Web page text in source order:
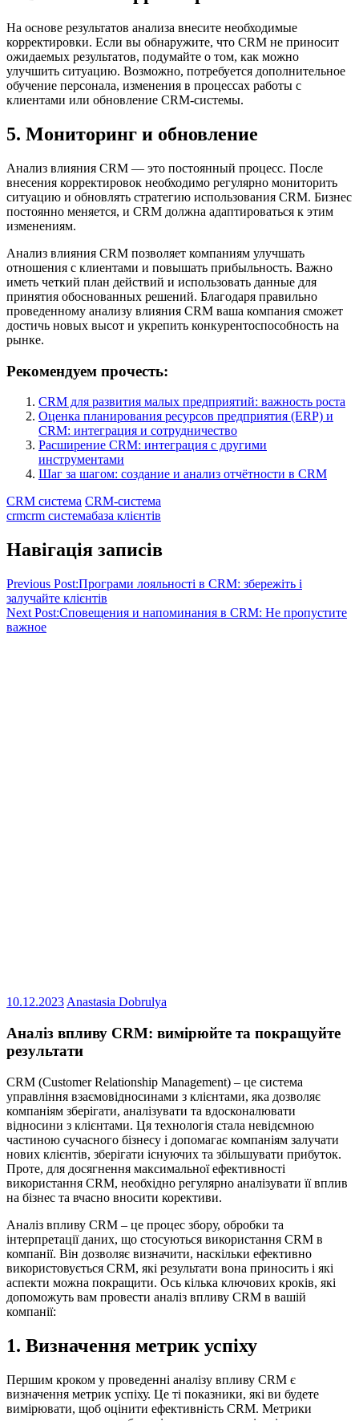
На основе результатов анализа внесите необходимые
корректировки. Если вы обнаружите, что CRM не приносит
ожидаемых результатов, подумайте о том, как можно
улучшить ситуацию. Возможно, потребуется дополнительное
обучение персонала, изменения в процессах работы с
клиентами или обновление CRM-системы.
5. Мониторинг и обновление
Анализ влияния CRM — это постоянный процесс. После
внесения корректировок необходимо регулярно мониторить
ситуацию и обновлять стратегию использования CRM. Бизнес
постоянно меняется, и CRM должна адаптироваться к этим
изменениям.
Анализ влияния CRM позволяет компаниям улучшать
отношения с клиентами и повышать прибыльность. Важно
иметь четкий план действий и использовать данные для
принятия обоснованных решений. Благодаря правильно
проведенному анализу влияния CRM ваша компания сможет
достичь новых высот и укрепить конкурентоспособность на
рынке.
Рекомендуем прочесть:
CRM для развития малых предприятий: важность роста
Оценка планирования ресурсов предприятия (ERP) и
CRM: интеграция и сотрудничество
Расширение CRM: интеграция с другими
инструментами
Шаг за шагом: создание и анализ отчётности в CRM
CRM система CRM-система
crmcrm системабаза клієнтів
Навігація записів
Previous Post:Програми лояльності в CRM: збережіть і
залучайте клієнтів
Next Post:Сповещения и напоминания в CRM: Не пропустите
важное
10.12.2023 Anastasia Dobrulya
Аналіз впливу CRM: вимірюйте та покращуйте
результати
CRM (Customer Relationship Management) – це система
управління взаємовідносинами з клієнтами, яка дозволяє
компаніям зберігати, аналізувати та вдосконалювати
відносини з клієнтами. Ця технологія стала невідємною
частиною сучасного бізнесу і допомагає компаніям залучати
нових клієнтів, зберігати існуючих та збільшувати прибуток.
Проте, для досягнення максимальної ефективності
використання CRM, необхідно регулярно аналізувати її вплив
на бізнес та вчасно вносити корективи.
Аналіз впливу CRM – це процес збору, обробки та
інтерпретації даних, що стосуються використання CRM в
компанії. Він дозволяє визначити, наскільки ефективно
використовується CRM, які результати вона приносить і які
аспекти можна покращити. Ось кілька ключових кроків, які
допоможуть вам провести аналіз впливу CRM в вашій
компанії:
1. Визначення метрик успіху
Першим кроком у проведенні аналізу впливу CRM є
визначення метрик успіху. Це ті показники, які ви будете
вимірювати, щоб оцінити ефективність CRM. Метрики